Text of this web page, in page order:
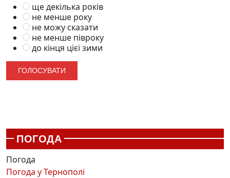
ще декілька років
не менше року
не можу сказати
не менше півроку
до кінця цієї зими
ПОГОДА
Погода
Погода уТернополі